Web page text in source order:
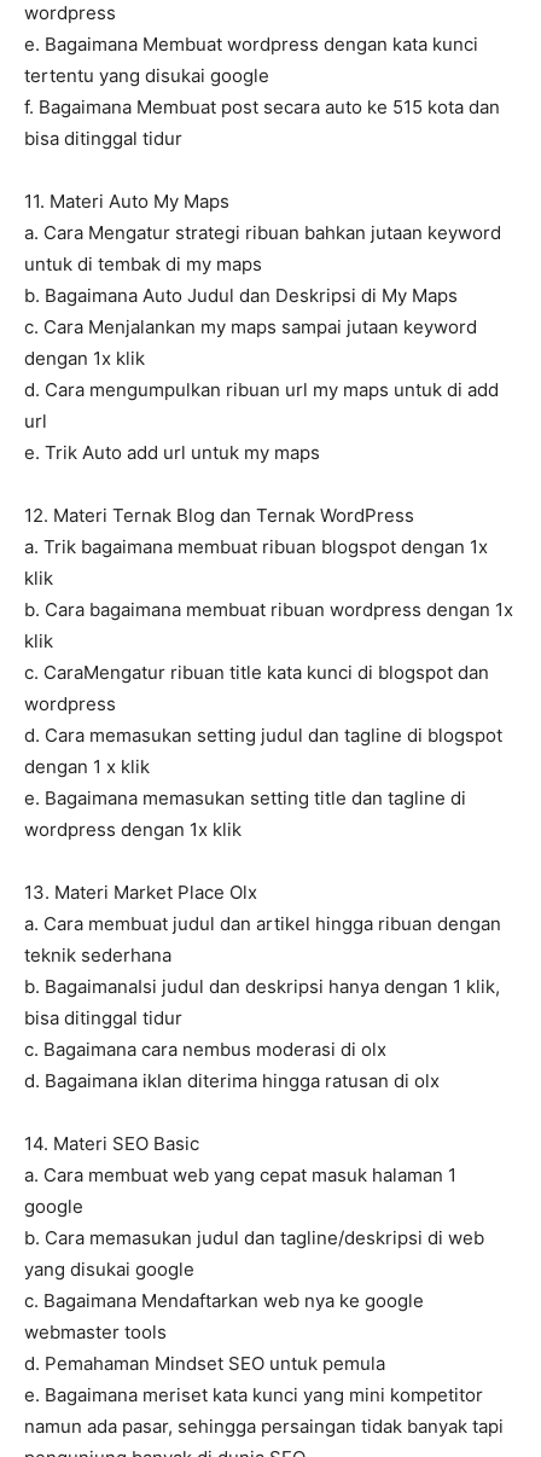
wordpress
e. Bagaimana Membuat wordpress dengan kata kunci
tertentu yang disukai google
f. Bagaimana Membuat post secara auto ke 515 kota dan
bisa ditinggal tidur
11. Materi Auto My Maps
a. Cara Mengatur strategi ribuan bahkan jutaan keyword
untuk di tembak di my maps
b. Bagaimana Auto Judul dan Deskripsi di My Maps
c. Cara Menjalankan my maps sampai jutaan keyword
dengan 1x klik
d. Cara mengumpulkan ribuan url my maps untuk di add
url
e. Trik Auto add url untuk my maps
12. Materi Ternak Blog dan Ternak WordPress
a. Trik bagaimana membuat ribuan blogspot dengan 1x
klik
b. Cara bagaimana membuat ribuan wordpress dengan 1x
klik
c. CaraMengatur ribuan title kata kunci di blogspot dan
wordpress
d. Cara memasukan setting judul dan tagline di blogspot
dengan 1 x klik
e. Bagaimana memasukan setting title dan tagline di
wordpress dengan 1x klik
13. Materi Market Place Olx
a. Cara membuat judul dan artikel hingga ribuan dengan
teknik sederhana
b. BagaimanaIsi judul dan deskripsi hanya dengan 1 klik,
bisa ditinggal tidur
c. Bagaimana cara nembus moderasi di olx
d. Bagaimana iklan diterima hingga ratusan di olx
14. Materi SEO Basic
a. Cara membuat web yang cepat masuk halaman 1
google
b. Cara memasukan judul dan tagline/deskripsi di web
yang disukai google
c. Bagaimana Mendaftarkan web nya ke google
webmaster tools
d. Pemahaman Mindset SEO untuk pemula
e. Bagaimana meriset kata kunci yang mini kompetitor
namun ada pasar, sehingga persaingan tidak banyak tapi